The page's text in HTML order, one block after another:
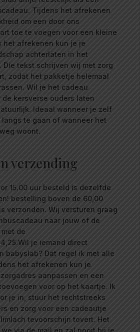
Tijdens het afrekenen
om een door ons
toe te voegen voor een kleine
het afrekenen kun je je
achterlaten in het
Die tekst schrijven wij met zorg
zodat het pakketje helemaal
Wil je het cadeau
kersverse ouders laten
Ideaal wanneer je zelf
te gaan of wanneer het
woont.
verzending
15.00 uur besteld is dezelfde
bestelling boven de 60,00
verzonden. Wij versturen graag
naar jouw of de
de
4,25.Wil je iemand direct
babyslab? Dat regel ik met alle
het afrekenen kun je
aanpassen en een
voor op het kaartje. Ik
je in, stuur het rechtstreeks
en zorg voor een cadeautje
tevoorschijn tovert. Het
via de mail en zal nooit bij je